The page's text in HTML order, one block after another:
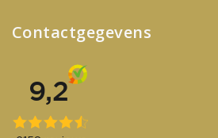
Contactgegevens